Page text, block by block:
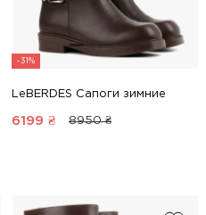
-31%
LeBERDES Сапоги зимние
6199 ₴ 8950 ₴